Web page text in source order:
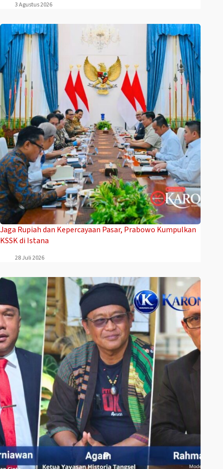
3 Agustus 2026
Jaga Rupiah dan Kepercayaan Pasar, Prabowo Kumpulkan
KSSK di Istana
28 Juli 2026